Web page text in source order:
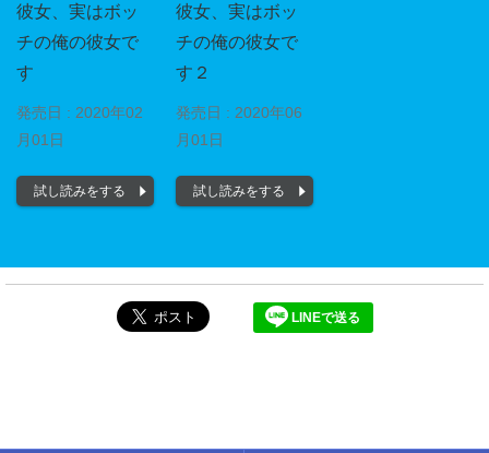
彼女、実はボッ
チの俺の彼女で
す
発売日 : 2020年02
月01日
試し読みをする
彼女、実はボッ
チの俺の彼女で
す２
発売日 : 2020年06
月01日
試し読みをする
LINEで送る